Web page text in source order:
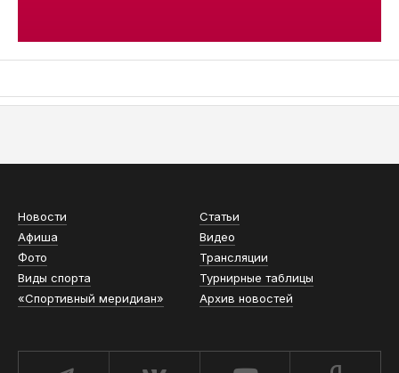
Новости
Статьи
Афиша
Видео
Фото
Трансляции
Виды спорта
Турнирные таблицы
«Спортивный меридиан»
Архив новостей